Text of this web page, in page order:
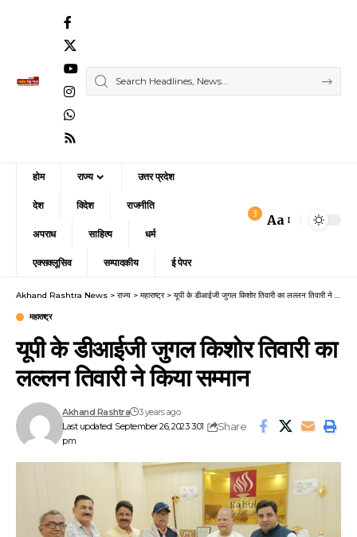
होम राज्य उत्तर प्रदेश
देश विदेश राजनीति
अपराध साहित्य धर्म
एक्सक्लूसिव सम्पादकीय ई पेपर
3
Font
Aa
Akhand Rashtra News > राज्य > महाराष्ट्र> यूपी के डीआईजी जुगल किशोर तिवारी का लल्लन तिवारी ने किया सम्मान
महाराष्ट्र
यूपी के डीआईजी जुगल किशोर तिवारी का
लल्लन तिवारी ने किया सम्मान
Last updated: September 26, 2023 3:01
pm
Akhand Rashtra 3 years ago
Share